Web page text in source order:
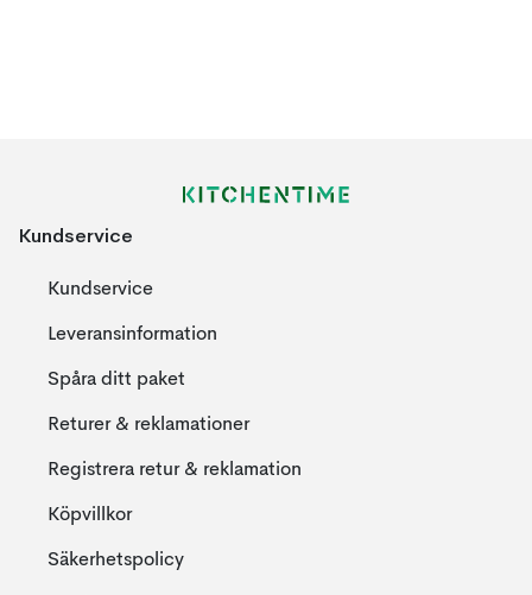
Kundservice
Kundservice
Leveransinformation
Spåra ditt paket
Returer & reklamationer
Registrera retur & reklamation
Köpvillkor
Säkerhetspolicy